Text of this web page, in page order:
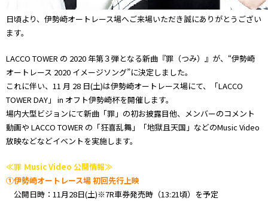
日頃より、伊勢崎オートレース場へご来場いただき誠にありがとうござい
ます。
LACCO TOWER の 2020 年第３弾となる新曲『罪（つみ）』が、“伊勢崎
オートレース 2020 イメージソング”に決定しました。
これに伴い、11 月 28 日(土)は伊勢崎オートレース場にて、「LACCO
TOWER DAY」 in オフト伊勢崎杯を開催します。
場内大型ビジョンにて新曲「罪」の初お披露目他、メンバーのコメント
動画や LACCO TOWER の「狂喜乱舞」「地獄且天国」などのMusic Video
放映などなどイベントを実施します。
≪罪 Ｍusic Video 公開情報≫
①伊勢崎オートレース場 初回先行上映
公開日時：11月28日(土)※7R車券発売時（13:21頃）を予定